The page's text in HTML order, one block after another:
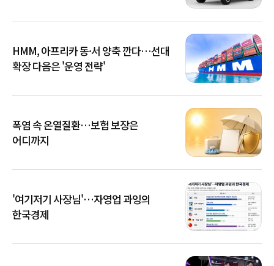
HMM, 아프리카 동·서 양축 깐다…선대
확장 다음은 '운영 전략'
폭염 속 온열질환…보험 보장은
어디까지
'여기저기 사장님'…자영업 과잉의
한국경제